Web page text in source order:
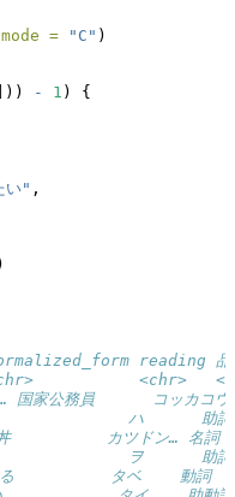
mode = "C" )
- 1 ) {
い" ,
reading 品詞1
<chr>
国家公務員      コッカコ
ハ      助詞  係
カツドン… 名詞
ヲ      助詞  格
タベ    動詞  一